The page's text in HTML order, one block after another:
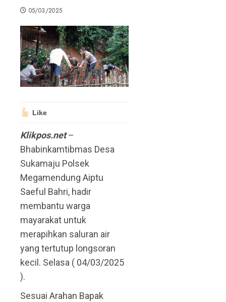
05/03/2025
Like
Klikpos.net–
Bhabinkamtibmas Desa
Sukamaju Polsek
Megamendung Aiptu
Saeful Bahri, hadir
membantu warga
mayarakat untuk
merapihkan saluran air
yang tertutup longsoran
kecil. Selasa ( 04/03/2025
).
Sesuai Arahan Bapak